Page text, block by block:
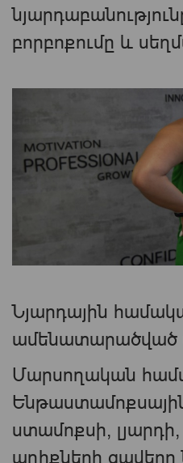
բորբոքումը և
Նյարդային
ամենատարածված
Մարսողական
ստամոքսի,
աղիքների ցավերը